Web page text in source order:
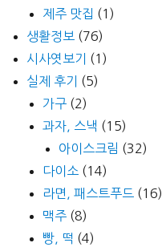
제주 맛집 (1)
생활정보 (76)
시사엿보기
(1)
실제 후기
(5)
가구 (2)
과자, 스낵 (15)
아이스크림 (32)
다이소 (14)
라면, 패스트푸드 (16)
맥주 (8)
빵, 떡 (4)